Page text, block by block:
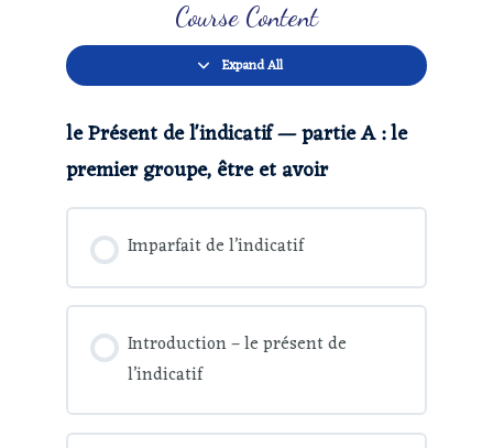
Course Content
Expand All
le Présent de l'indicatif — partie A : le
premier groupe, être et avoir
Imparfait de l’indicatif
Introduction – le présent de
l’indicatif